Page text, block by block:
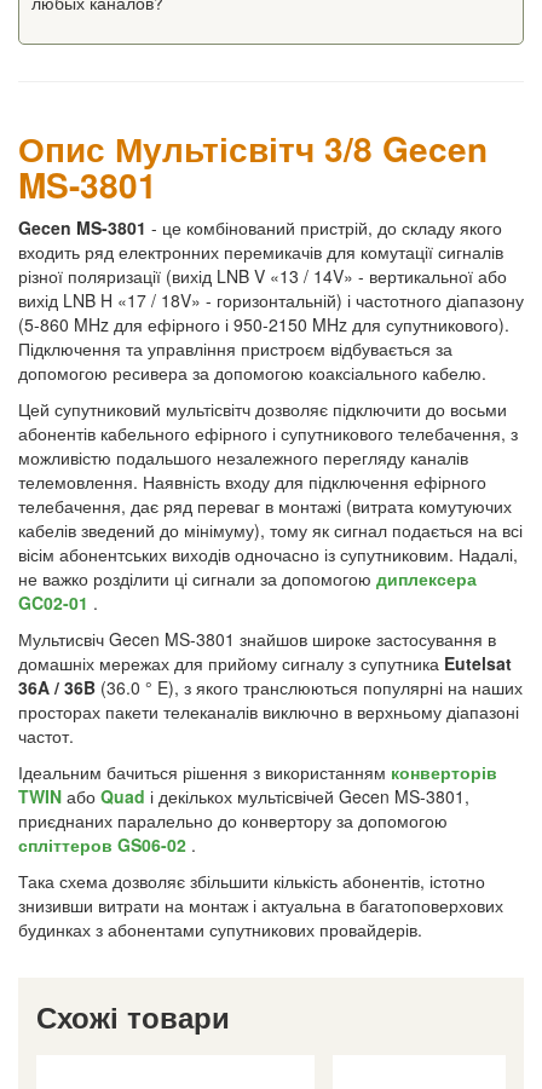
Опис Мультісвітч 3/8 Gecen
MS-3801
Gecen MS-3801 - це комбінований пристрій, до складу якого
входить ряд електронних перемикачів для комутації сигналів
різної поляризації (вихід LNB V «13 / 14V» - вертикальної або
вихід LNB H «17 / 18V» - горизонтальній) і частотного діапазону
(5-860 MHz для ефірного і 950-2150 MHz для супутникового).
Підключення та управління пристроєм відбувається за
допомогою ресивера за допомогою коаксіального кабелю.
Цей супутниковий мультісвітч дозволяє підключити до восьми
абонентів кабельного ефірного і супутникового телебачення, з
можливістю подальшого незалежного перегляду каналів
телемовлення. Наявність входу для підключення ефірного
телебачення, дає ряд переваг в монтажі (витрата комутуючих
кабелів зведений до мінімуму), тому як сигнал подається на всі
вісім абонентських виходів одночасно із супутниковим. Надалі,
не важко розділити ці сигнали за допомогою диплексера
GC02-01 .
Мультисвіч Gecen MS-3801 знайшов широке застосування в
домашніх мережах для прийому сигналу з супутника Eutelsat
36A / 36B (36.0 ° E), з якого транслюються популярні на наших
просторах пакети телеканалів виключно в верхньому діапазоні
частот.
Ідеальним бачиться рішення з використанням конверторів
TWIN або Quad і декількох мультісвічей Gecen MS-3801,
приєднаних паралельно до конвертору за допомогою
спліттеров GS06-02 .
Така схема дозволяє збільшити кількість абонентів, істотно
знизивши витрати на монтаж і актуальна в багатоповерхових
будинках з абонентами супутникових провайдерів.
Схожі товари